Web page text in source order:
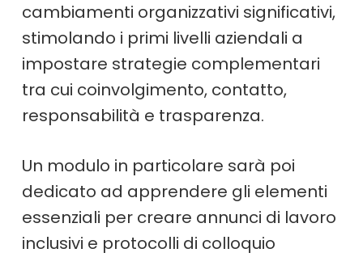
cambiamenti organizzativi significativi,
stimolando i primi livelli aziendali a
impostare strategie complementari
tra cui coinvolgimento, contatto,
responsabilità e trasparenza.
Un modulo in particolare sarà poi
dedicato ad apprendere gli elementi
essenziali per creare annunci di lavoro
inclusivi e protocolli di colloquio